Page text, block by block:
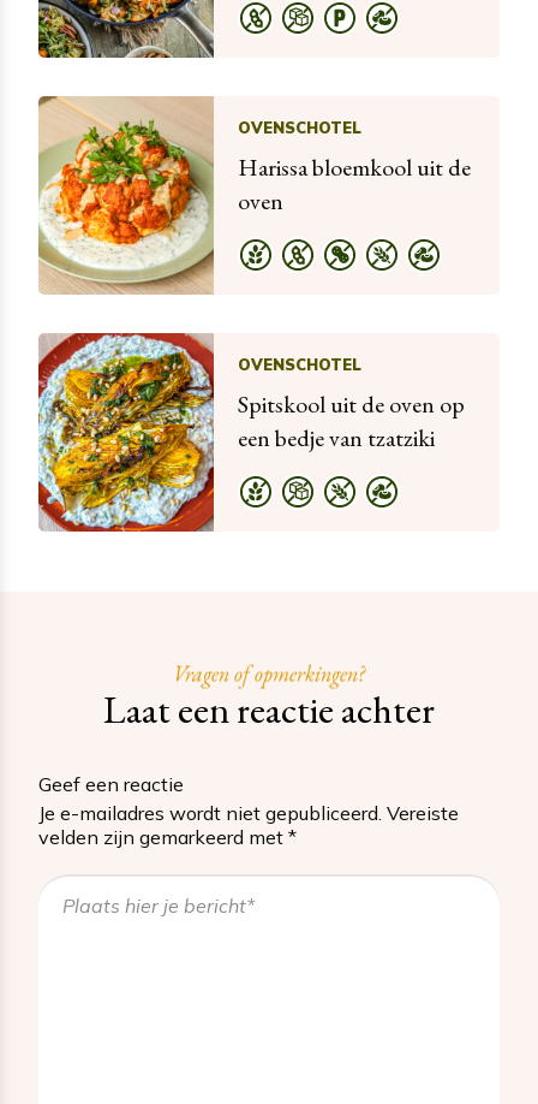
OVENSCHOTEL
Harissa bloemkool uit de
oven
OVENSCHOTEL
Spitskool uit de oven op
een bedje van tzatziki
Vragen of opmerkingen?
Laat een reactie achter
Geef een reactie
Je e-mailadres wordt niet gepubliceerd. Vereiste
velden zijn gemarkeerd met *